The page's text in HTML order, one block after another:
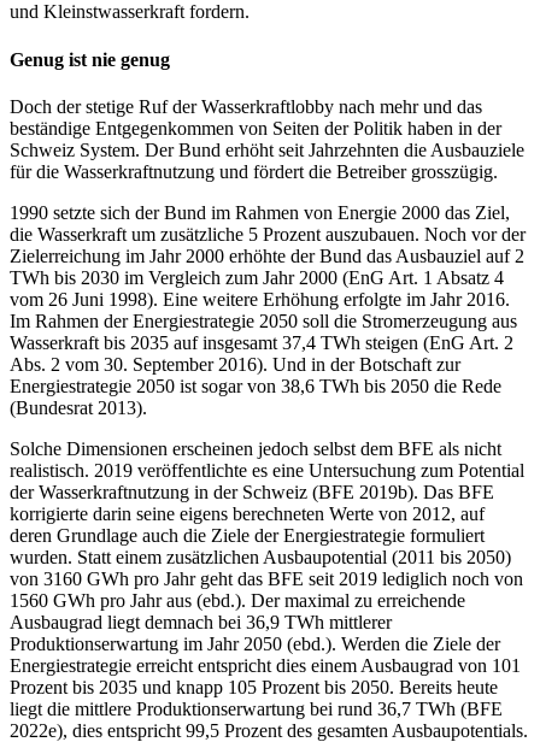
und Kleinstwasserkraft fordern.
Genug ist nie genug
Doch der stetige Ruf der Wasserkraftlobby nach mehr und das
beständige Entgegenkommen von Seiten der Politik haben in der
Schweiz System. Der Bund erhöht seit Jahrzehnten die Ausbauziele
für die Wasserkraftnutzung und fördert die Betreiber grosszügig.
1990 setzte sich der Bund im Rahmen von Energie 2000 das Ziel,
die Wasserkraft um zusätzliche 5 Prozent auszubauen. Noch vor der
Zielerreichung im Jahr 2000 erhöhte der Bund das Ausbauziel auf 2
TWh bis 2030 im Vergleich zum Jahr 2000 (EnG Art. 1 Absatz 4
vom 26 Juni 1998). Eine weitere Erhöhung erfolgte im Jahr 2016.
Im Rahmen der Energiestrategie 2050 soll die Stromerzeugung aus
Wasserkraft bis 2035 auf insgesamt 37,4 TWh steigen (EnG Art. 2
Abs. 2 vom 30. September 2016). Und in der Botschaft zur
Energiestrategie 2050 ist sogar von 38,6 TWh bis 2050 die Rede
(Bundesrat 2013).
Solche Dimensionen erscheinen jedoch selbst dem BFE als nicht
realistisch. 2019 veröffentlichte es eine Untersuchung zum Potential
der Wasserkraftnutzung in der Schweiz (BFE 2019b). Das BFE
korrigierte darin seine eigens berechneten Werte von 2012, auf
deren Grundlage auch die Ziele der Energiestrategie formuliert
wurden. Statt einem zusätzlichen Ausbaupotential (2011 bis 2050)
von 3160 GWh pro Jahr geht das BFE seit 2019 lediglich noch von
1560 GWh pro Jahr aus (ebd.). Der maximal zu erreichende
Ausbaugrad liegt demnach bei 36,9 TWh mittlerer
Produktionserwartung im Jahr 2050 (ebd.). Werden die Ziele der
Energiestrategie erreicht entspricht dies einem Ausbaugrad von 101
Prozent bis 2035 und knapp 105 Prozent bis 2050. Bereits heute
liegt die mittlere Produktionserwartung bei rund 36,7 TWh (BFE
2022e), dies entspricht 99,5 Prozent des gesamten Ausbaupotentials.